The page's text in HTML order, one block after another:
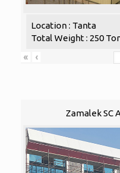
Location : Tanta
Total Weight : 250
«
‹
Zamalek SC